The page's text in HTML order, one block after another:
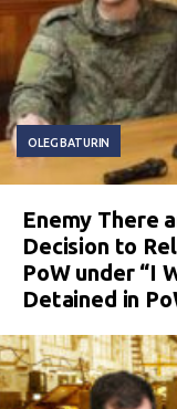
OLEG BATURIN
Enemy There
Decision to
PoW under “I
Detained in